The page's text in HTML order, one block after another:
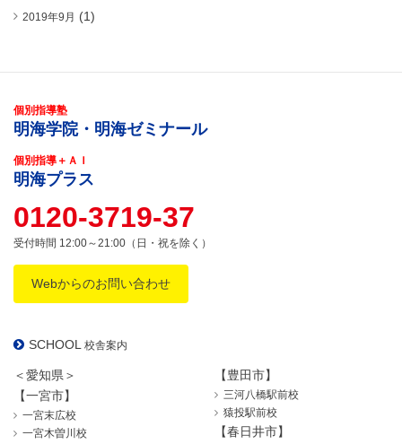
2019年9月 (1)
個別指導塾
明海学院・明海ゼミナール
個別指導＋ＡＩ
明海プラス
0120-3719-37
受付時間 12:00～21:00（日・祝を除く）
Webからのお問い合わせ
SCHOOL 校舎案内
＜愛知県＞
【一宮市】
一宮末広校
一宮木曽川校
【豊田市】
三河八橋駅前校
猿投駅前校
【春日井市】